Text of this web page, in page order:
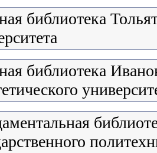
библиотека
библиотека